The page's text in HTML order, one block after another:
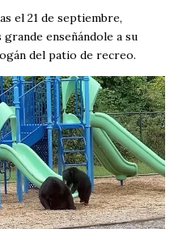
el 21 de septiembre,
enseñándole a su
del patio de recreo.